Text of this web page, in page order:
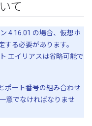
て
4.16.01 の場合、仮想ホ
る必要があります。
エイリアスは省略可能で
ポート番号の組み合わせ
意でなければなりませ